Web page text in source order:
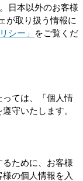
日本以外のお客様
が取り扱う情報に
シー」
をご覧くだ
っては、「個人情
守いたします。
ために、お客様
の個人情報を入